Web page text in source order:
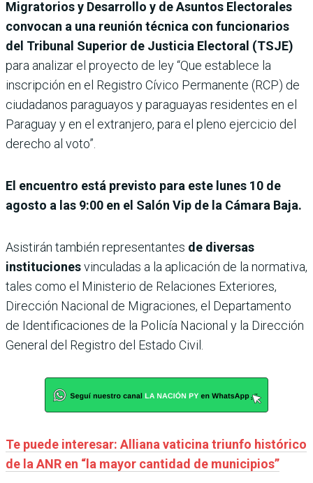
Migratorios y Desarrollo y de Asuntos Electorales
convocan a una reunión técnica con funcionarios
del Tribunal Superior de Justicia Electoral (TSJE)
para analizar el proyecto de ley “Que establece la
inscripción en el Registro Cívico Permanente (RCP) de
ciudadanos paraguayos y paraguayas residentes en el
Paraguay y en el extranjero, para el pleno ejercicio del
derecho al voto”.
El encuentro está previsto para este lunes 10 de
agosto a las 9:00 en el Salón Vip de la Cámara Baja.
Asistirán también representantes de diversas
institucionesvinculadas a la aplicación de la normativa,
tales como el Ministerio de Relaciones Exteriores,
Dirección Nacional de Migraciones, el Departamento
de Identificaciones de la Policía Nacional y la Dirección
General del Registro del Estado Civil.
Te puede interesar: Alliana vaticina triunfo histórico
de la ANR en “la mayor cantidad de municipios”